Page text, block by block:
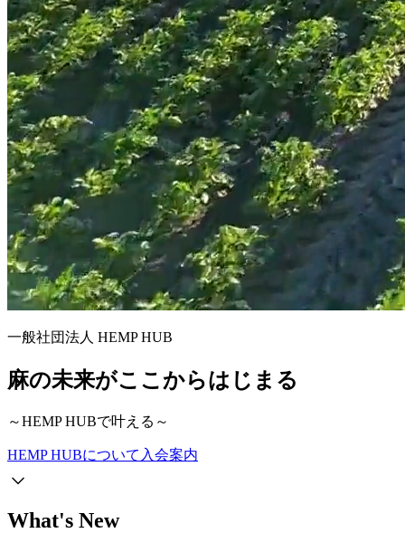
一般社団法人 HEMP HUB
麻の未来がここからはじまる
～HEMP HUBで叶える～
HEMP HUBについて 入会案内
What's New